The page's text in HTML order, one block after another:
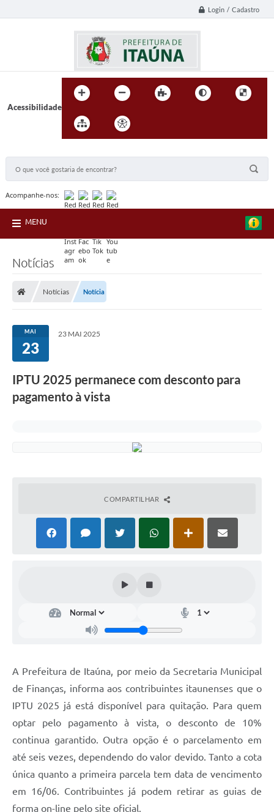
Login / Cadastro
Acessibilidade
Acompanhe-nos:
MENU
Notícias
Notícias Notícia
MAI
23
23 MAI 2025
IPTU 2025 permanece com desconto para
pagamento à vista
COMPARTILHAR
A Prefeitura de Itaúna, por meio da Secretaria Municipal
de Finanças, informa aos contribuintes itaunenses que o
IPTU 2025 já está disponível para quitação. Para quem
optar pelo pagamento à vista, o desconto de 10%
continua garantido. Outra opção é o parcelamento em
até seis vezes, dependendo do valor devido. Tanto a cota
única quanto a primeira parcela tem data de vencimento
em 16/06. Contribuintes já podem retirar as guias de
forma on-line pelo site oficial.